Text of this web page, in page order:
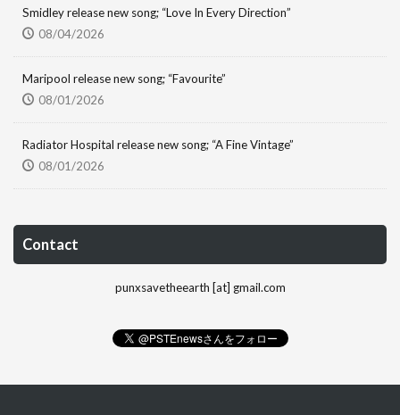
Smidley release new song; “Love In Every Direction”
08/04/2026
Maripool release new song; “Favourite”
08/01/2026
Radiator Hospital release new song; “A Fine Vintage”
08/01/2026
Contact
punxsavetheearth [at] gmail.com